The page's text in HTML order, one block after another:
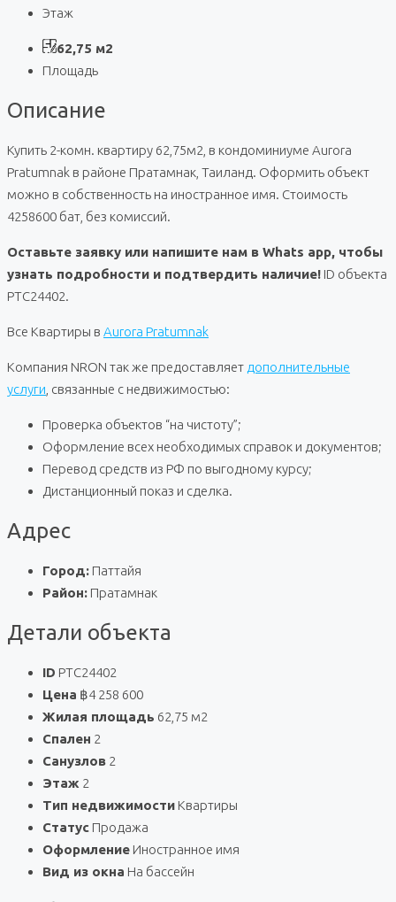
Этаж
62,75 м2
Площадь
Описание
Купить 2-комн. квартиру 62,75м2, в кондоминиуме Aurora
Pratumnak в районе Пратамнак, Таиланд. Оформить объект
можно в собственность на иностранное имя. Стоимость
4258600 бат, без комиссий.
Оставьте заявку или напишите нам в Whats app, чтобы
узнать подробности и подтвердить наличие! ID объекта
PTC24402.
Все Квартиры в Aurora Pratumnak
Компания NRON так же предоставляет дополнительные
услуги , связанные с недвижимостью:
Проверка объектов “на чистоту”;
Оформление всех необходимых справок и документов;
Перевод средств из РФ по выгодному курсу;
Дистанционный показ и сделка.
Адрес
Город: Паттайя
Район: Пратамнак
Детали объекта
ID PTC24402
Цена ฿4 258 600
Жилая площадь 62,75 м2
Спален 2
Санузлов 2
Этаж 2
Тип недвижимости Квартиры
Статус Продажа
Оформление Иностранное имя
Вид из окна На бассейн